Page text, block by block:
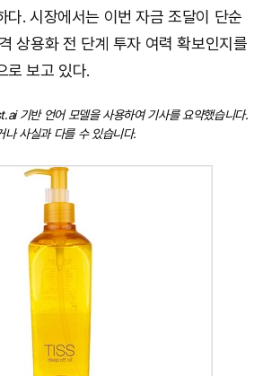
다. 시장에서는 이번 자금 조달이 단순
상용화 전 단계 투자 여력 확보인지를
로 보고 있다.
기반 언어 모델을 사용하여 기사를 요약했습니다.
나 사실과 다를 수 있습니다.